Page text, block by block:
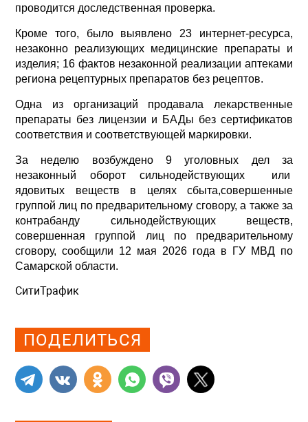
проводится доследственная проверка.
Кроме того, было выявлено 23 интернет-ресурса,
незаконно реализующих медицинские препараты и
изделия; 16 фактов незаконной реализации аптеками
региона рецептурных препаратов без рецептов.
Одна из организаций продавала лекарственные
препараты без лицензии и БАДы без сертификатов
соответствия и соответствующей маркировки.
За неделю возбуждено 9 уголовных дел за
незаконный оборот сильнодействующих или
ядовитых веществ в целях сбыта,совершенные
группой лиц по предварительному сговору, а также за
контрабанду сильнодействующих веществ,
совершенная группой лиц по предварительному
сговору, сообщили 12 мая 2026 года в ГУ МВД по
Самарской области.
СитиТрафик
ПОДЕЛИТЬСЯ